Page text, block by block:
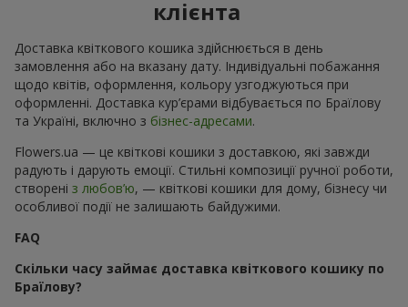
клієнта
Доставка квіткового кошика здійснюється в день
замовлення або на вказану дату. Індивідуальні побажання
щодо квітів, оформлення, кольору узгоджуються при
оформленні. Доставка кур’єрами відбувається по Браїлову
та Україні, включно з бізнес-адресами.
Flowers.ua — це квіткові кошики з доставкою, які завжди
радують і дарують емоції. Стильні композиції ручної роботи,
створені з любов’ю, — квіткові кошики для дому, бізнесу чи
особливої події не залишають байдужими.
FAQ
Скільки часу займає доставка квіткового кошику по
Браїлову?